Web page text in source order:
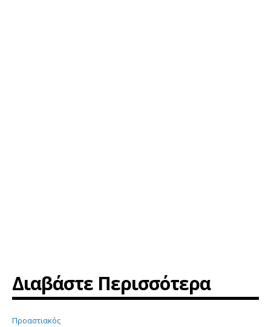
Διαβάστε Περισσότερα
Προαστιακός